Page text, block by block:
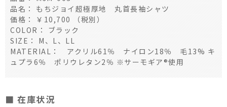
品名： もちジョイ超極厚地 丸首長袖シャツ
価格： ￥10,700 （税別）
COLOR： ブラック
SIZE： M、L、LL
MATERIAL： アクリル61％ ナイロン18％ 毛13% キ
ュプラ6％ ポリウレタン2％ ※サーモギア®使用
■ 在庫状況